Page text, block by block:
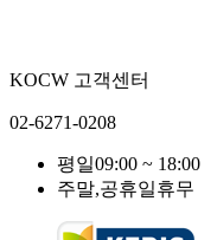
KOCW 고객센터
02-6271-0208
평일09:00 ~ 18:00
주말,공휴일휴무